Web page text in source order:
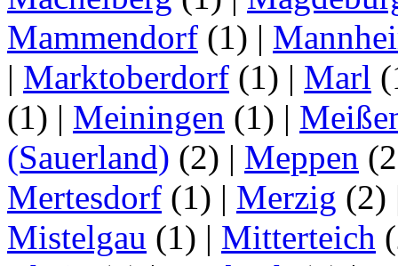
Mammendorf (1) |
| Marktoberdorf (1) | Marl
(1) | Meiningen (1) |
(Sauerland) (2) | Meppen
Mertesdorf (1) | Merzig (2)
Mistelgau (1) | Mitterteich